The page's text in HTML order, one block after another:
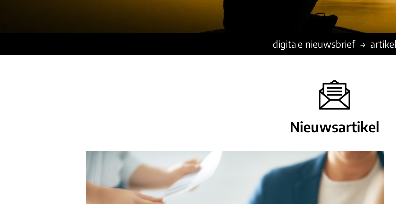
digitale nieuwsbrief artikel
Nieuwsartikel